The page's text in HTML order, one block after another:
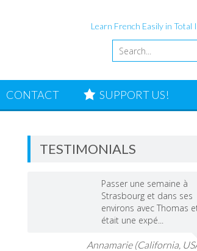
Learn French Easily in Total
CONTACT SUPPORT US!
TESTIMONIALS
Passer une semaine à
Strasbourg et dans ses
environs avec Thomas
était une expé...
Annamarie (California,